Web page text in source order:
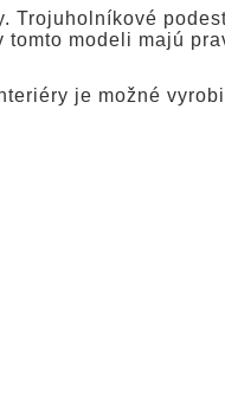
Trojuholníkové
modeli majú
je možné